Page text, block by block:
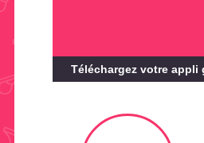
Téléchargez votre appli